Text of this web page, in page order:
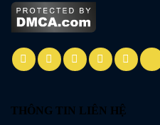
THÔNG TIN LIÊN HỆ